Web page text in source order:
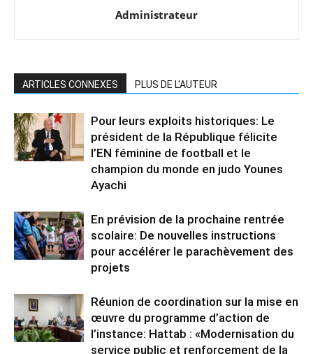
Administrateur
ARTICLES CONNEXES PLUS DE L'AUTEUR
Pour leurs exploits historiques: Le
président de la République félicite
l’EN féminine de football et le
champion du monde en judo Younes
Ayachi
En prévision de la prochaine rentrée
scolaire: De nouvelles instructions
pour accélérer le parachèvement des
projets
Réunion de coordination sur la mise en
œuvre du programme d’action de
l’instance: Hattab : «Modernisation du
service public et renforcement de la